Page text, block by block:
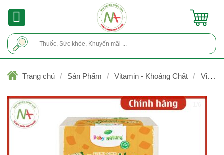
Trang chủ / Sản Phẩm / Vitamin - Khoáng Chất /